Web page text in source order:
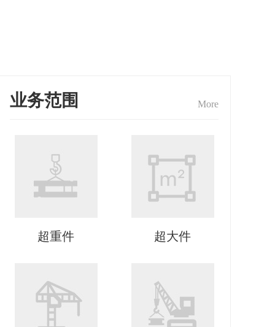
业务范围 More
超重件 超大件